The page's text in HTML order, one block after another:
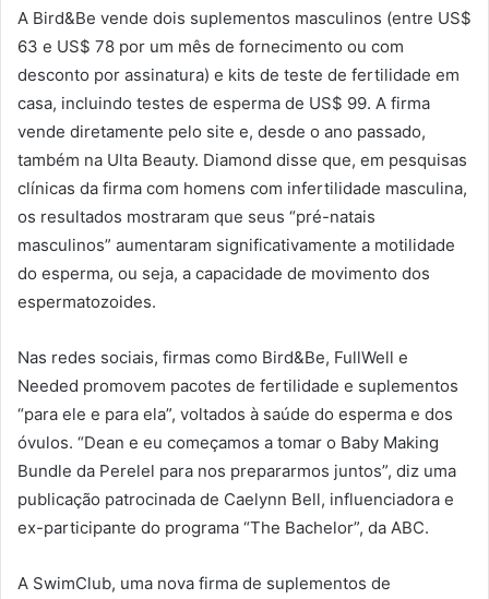
A Bird&Be vende dois suplementos masculinos (entre US$
63 e US$ 78 por um mês de fornecimento ou com
desconto por assinatura) e kits de teste de fertilidade em
casa, incluindo testes de esperma de US$ 99. A firma
vende diretamente pelo site e, desde o ano passado,
também na Ulta Beauty. Diamond disse que, em pesquisas
clínicas da firma com homens com infertilidade masculina,
os resultados mostraram que seus “pré-natais
masculinos” aumentaram significativamente a motilidade
do esperma, ou seja, a capacidade de movimento dos
espermatozoides.
Nas redes sociais, firmas como Bird&Be, FullWell e
Needed promovem pacotes de fertilidade e suplementos
“para ele e para ela”, voltados à saúde do esperma e dos
óvulos. “Dean e eu começamos a tomar o Baby Making
Bundle da Perelel para nos prepararmos juntos”, diz uma
publicação patrocinada de Caelynn Bell, influenciadora e
ex-participante do programa “The Bachelor”, da ABC.
A SwimClub, uma nova firma de suplementos de